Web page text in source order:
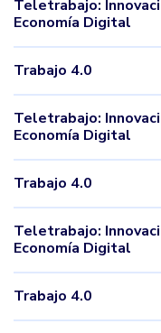
Teletrabajo:
Economía Digital
Trabajo 4.0
Teletrabajo:
Economía Digital
Trabajo 4.0
Teletrabajo:
Economía Digital
Trabajo 4.0